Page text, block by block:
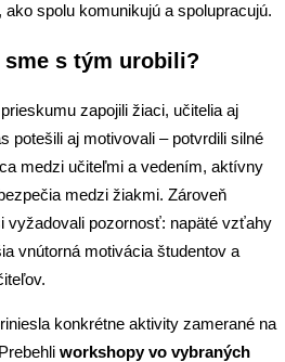
spolu komunikujú a spolupracujú.
s tým urobili?
zapojili žiaci, učitelia aj
potešili aj motivovali – potvrdili silné
medzi učiteľmi a vedením, aktívny
medzi žiakmi. Zároveň
vyžadovali pozornosť: napäté vzťahy
vnútorná motivácia študentov a
konkrétne aktivity zamerané na
workshopy vo vybraných